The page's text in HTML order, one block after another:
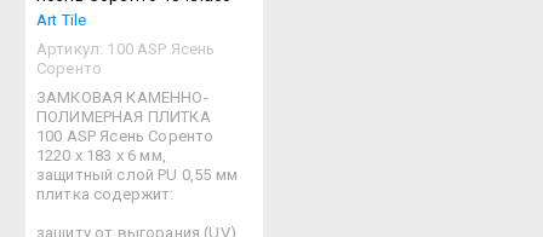
Art Tile
Артикул: 100 ASP Ясень
Соренто
ЗАМКОВАЯ КАМЕННО-
ПОЛИМЕРНАЯ ПЛИТКА
100 ASP Ясень Соренто
1220 х 183 х 6 мм,
защитный слой PU 0,55 мм
плитка содержит:
защиту от выгорания (UV)